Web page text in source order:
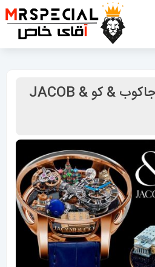
نگاهی دقیق تر به جاکوب & کو JACOB &